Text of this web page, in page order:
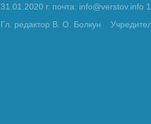
31.01.2020 г. почта:
Гл. редактор В. О. Болкун